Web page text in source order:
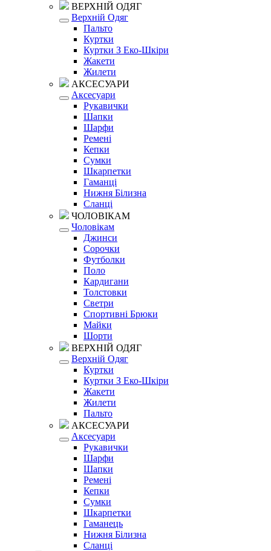
ВЕРХНІЙ ОДЯГ
Верхній Одяг
Пальто
Куртки
Куртки З Еко-Шкіри
Жакети
Жилети
АКСЕСУАРИ
Аксесуари
Рукавички
Шапки
Шарфи
Ремені
Кепки
Сумки
Шкарпетки
Гаманці
Нижня Білизна
Сланці
ЧОЛОВІКАМ
Чоловікам
Джинси
Сорочки
Футболки
Поло
Кардигани
Толстовки
Светри
Спортивні Брюки
Майки
Шорти
ВЕРХНІЙ ОДЯГ
Верхній Одяг
Куртки
Куртки З Еко-Шкіри
Жакети
Жилети
Пальто
АКСЕСУАРИ
Аксесуари
Рукавички
Шарфи
Шапки
Ремені
Кепки
Сумки
Шкарпетки
Гаманець
Нижня Білизна
Сланці